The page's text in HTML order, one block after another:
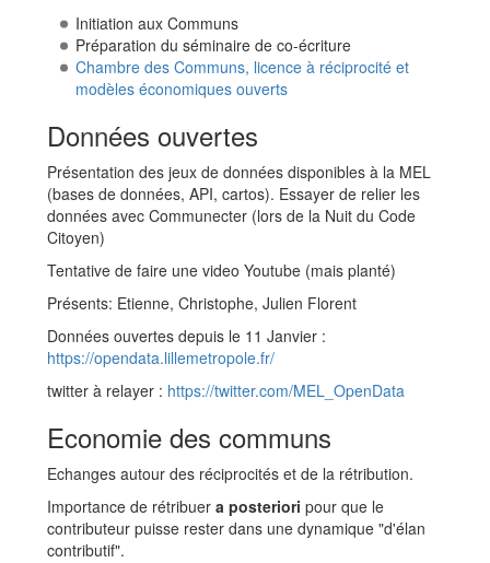
Initiation aux Communs
Préparation du séminaire de co-écriture
Chambre des Communs, licence à réciprocité et
modèles économiques ouverts
Données ouvertes
Présentation des jeux de données disponibles à la MEL
(bases de données, API, cartos). Essayer de relier les
données avec Communecter (lors de la Nuit du Code
Citoyen)
Tentative de faire une video Youtube (mais planté)
Présents: Etienne, Christophe, Julien Florent
Données ouvertes depuis le 11 Janvier :
https://opendata.lillemetropole.fr/
twitter à relayer : https://twitter.com/MEL_OpenData
Economie des communs
Echanges autour des réciprocités et de la rétribution.
Importance de rétribuer a posteriori pour que le
contributeur puisse rester dans une dynamique "d'élan
contributif".